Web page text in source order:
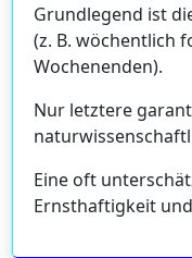
Grundlegend ist
(z. B. wöchentlich
Wochenenden).
Nur letztere
Eine oft
Ernsthaftigkeit